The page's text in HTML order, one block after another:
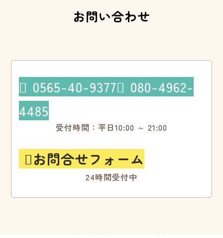
お問い合わせ
 0565-40-9377 080-4962-
4485
受付時間：平日10:00 ～ 21:00
 お問合せフォーム
24時間受付中